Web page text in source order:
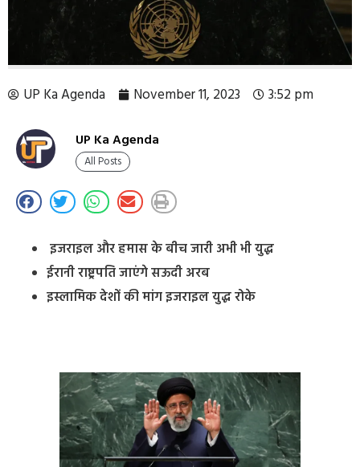
UP Ka Agenda November 11, 2023 3:52 pm
UP Ka Agenda
All Posts
इजराइल और हमास के बीच जारी अभी भी युद्ध
ईरानी राष्ट्रपति जाएंगे सऊदी अरब
इस्लामिक देशों की मांग इजराइल युद्ध रोके